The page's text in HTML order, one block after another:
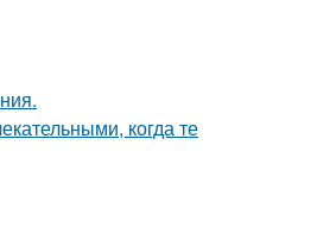
когда те